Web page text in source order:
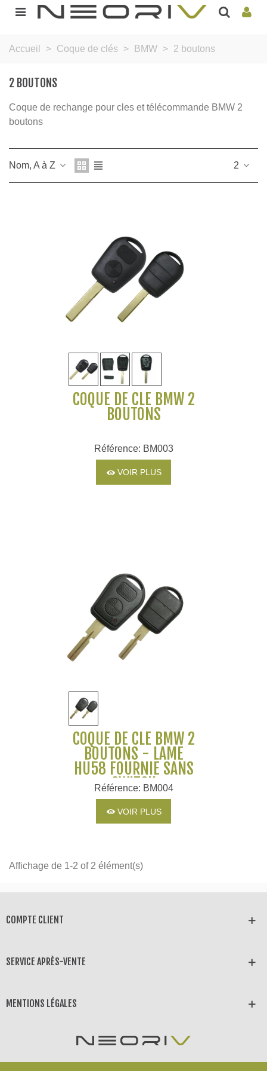
Accueil > Coque de clés > BMW > 2 boutons
2 BOUTONS
Coque de rechange pour cles et télécommande BMW 2
boutons
Nom, A à Z 2
COQUE DE CLÉ BMW 2
BOUTONS
Référence: BM003
VOIR PLUS
COQUE DE CLÉ BMW 2
BOUTONS - LAME
HU58 FOURNIE SANS
SWITCH
Référence: BM004
VOIR PLUS
Affichage de 1-2 of 2 élément(s)
COMPTE CLIENT
SERVICE APRÈS-VENTE
MENTIONS LÉGALES